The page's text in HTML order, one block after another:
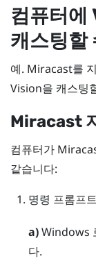
컴퓨터에
캐스팅할
예. Miracast를
Vision을 캐스팅
Miracast
컴퓨터가
같습니다:
명령 프롬프
a) Windows
다.